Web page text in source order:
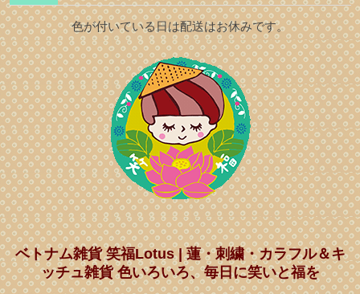
色が付いている日は配送はお休みです。
ベトナム雑貨 笑福Lotus | 蓮・刺繍・カラフル＆キ
ッチュ雑貨 色いろいろ、毎日に笑いと福を